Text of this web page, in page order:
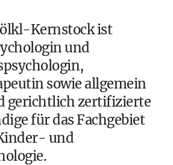
Kernstock ist
und
sowie allgemein
gerichtlich zertifizierte
für das Fachgebiet
und